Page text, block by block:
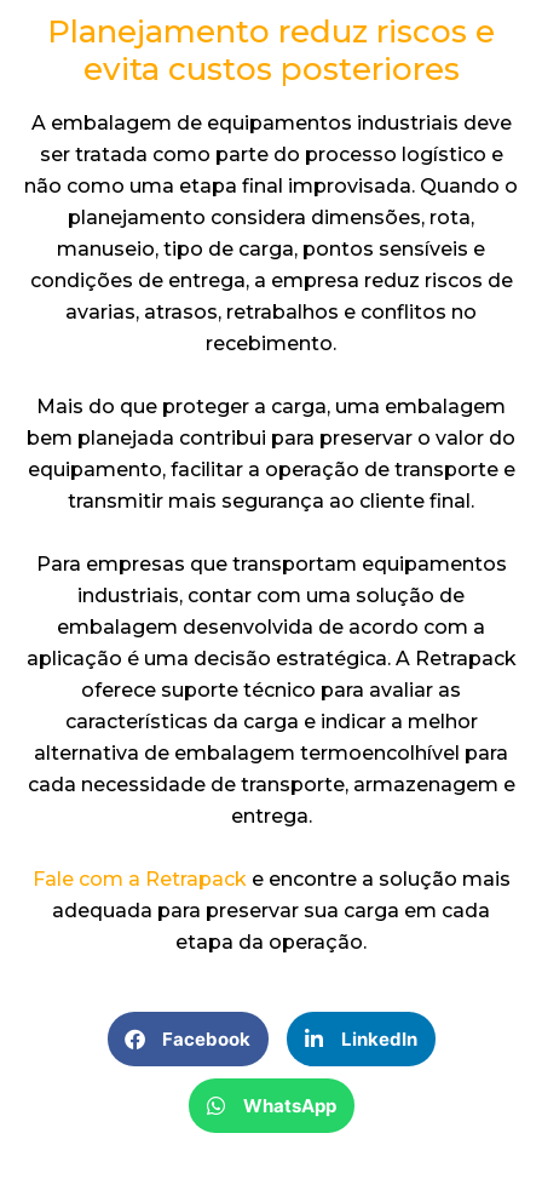
Planejamento reduz riscos e
evita custos posteriores
A embalagem de equipamentos industriais deve
ser tratada como parte do processo logístico e
não como uma etapa final improvisada. Quando o
planejamento considera dimensões, rota,
manuseio, tipo de carga, pontos sensíveis e
condições de entrega, a empresa reduz riscos de
avarias, atrasos, retrabalhos e conflitos no
recebimento.
Mais do que proteger a carga, uma embalagem
bem planejada contribui para preservar o valor do
equipamento, facilitar a operação de transporte e
transmitir mais segurança ao cliente final.
Para empresas que transportam equipamentos
industriais, contar com uma solução de
embalagem desenvolvida de acordo com a
aplicação é uma decisão estratégica. A Retrapack
oferece suporte técnico para avaliar as
características da carga e indicar a melhor
alternativa de embalagem termoencolhível para
cada necessidade de transporte, armazenagem e
entrega.
Fale com a Retrapack e encontre a solução mais
adequada para preservar sua carga em cada
etapa da operação.
Facebook LinkedIn
WhatsApp